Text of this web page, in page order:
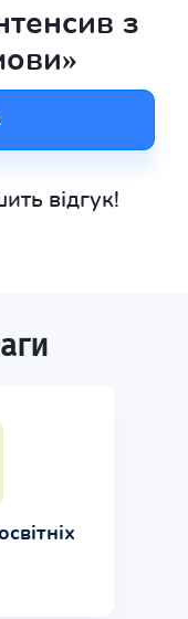
з
відгук!